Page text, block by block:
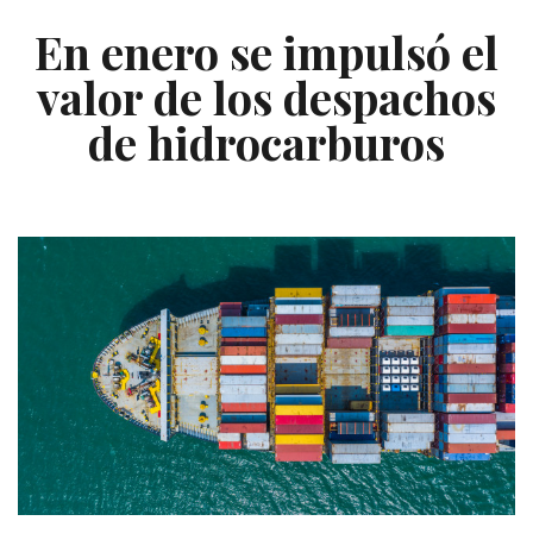
En enero se impulsó el
valor de los despachos
de hidrocarburos